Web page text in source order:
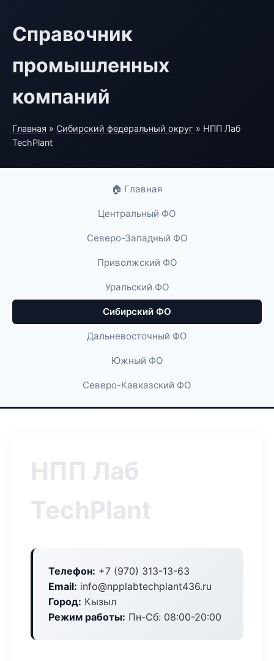
Справочник
промышленных
компаний
Главная » Сибирский федеральный округ » НПП Лаб
TechPlant
🏠 Главная
Центральный ФО
Северо-Западный ФО
Приволжский ФО
Уральский ФО
Сибирский ФО
Дальневосточный ФО
Южный ФО
Северо-Кавказский ФО
НПП Лаб
TechPlant
Телефон: +7 (970) 313-13-63
Email: info@npplabtechplant436.ru
Город: Кызыл
Режим работы: Пн-Сб: 08:00-20:00